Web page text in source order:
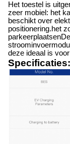
Het toestel is
zeer mobiel: het
beschikt over
positionering.het
deze ideaal is
Specificaties: